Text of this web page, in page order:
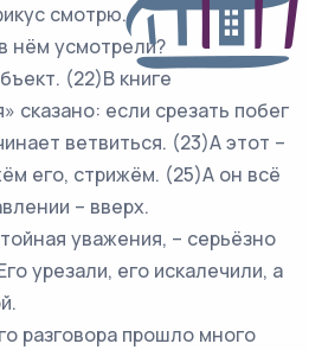
смотрю.
усмотрели?
(22)В книге
сказано: если срезать побег
ветвиться. (23)А этот –
его, стрижём. (25)А он всё
– вверх.
уважения, – серьёзно
урезали, его искалечили, а
прошло много